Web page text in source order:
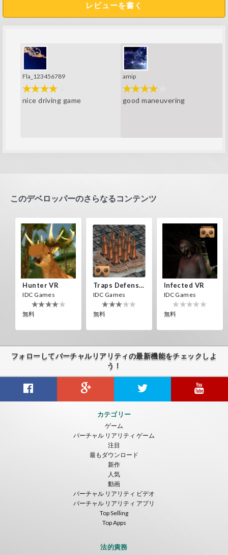
レビューを書く
Fla_123456789
nice driving game
amip
good maneuvering
このデベロッパーのさらなるコンテンツ
Hunter VR
IDC Games
無料
Traps Defense VR
IDC Games
無料
Infected VR
IDC Games
無料
Cowboy VR
IDC Games
無料
IDC Games
フォローしてバーチャルリアリティの最新機能をチェックしよ
う！
カテゴリー
ゲーム
バーチャル リアリティ ゲーム
注目
最もダウンロード
新作
人気
動画
バーチャル リアリティ ビデオ
バーチャル リアリティ アプリ
Top Selling
Top Apps
法的責務